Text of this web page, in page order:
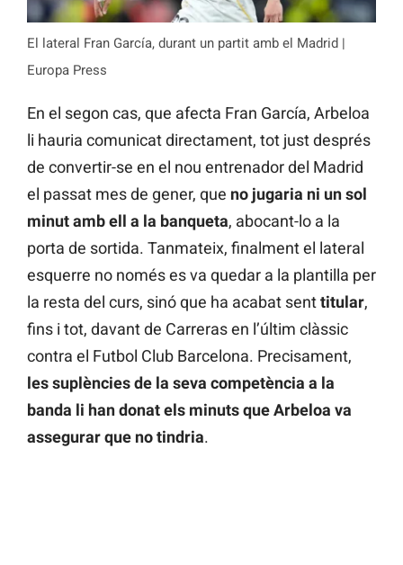
El lateral Fran García, durant un partit amb el Madrid |
Europa Press
En el segon cas, que afecta Fran García, Arbeloa
li hauria comunicat directament, tot just després
de convertir-se en el nou entrenador del Madrid
el passat mes de gener, que no jugaria ni un sol
minut amb ell a la banqueta, abocant-lo a la
porta de sortida. Tanmateix, finalment el lateral
esquerre no només es va quedar a la plantilla per
la resta del curs, sinó que ha acabat senttitular,
fins i tot, davant de Carreras en l’últim clàssic
contra el Futbol Club Barcelona. Precisament,
les suplències de la seva competència a la
banda li han donat els minuts que Arbeloa va
assegurar que no tindria.